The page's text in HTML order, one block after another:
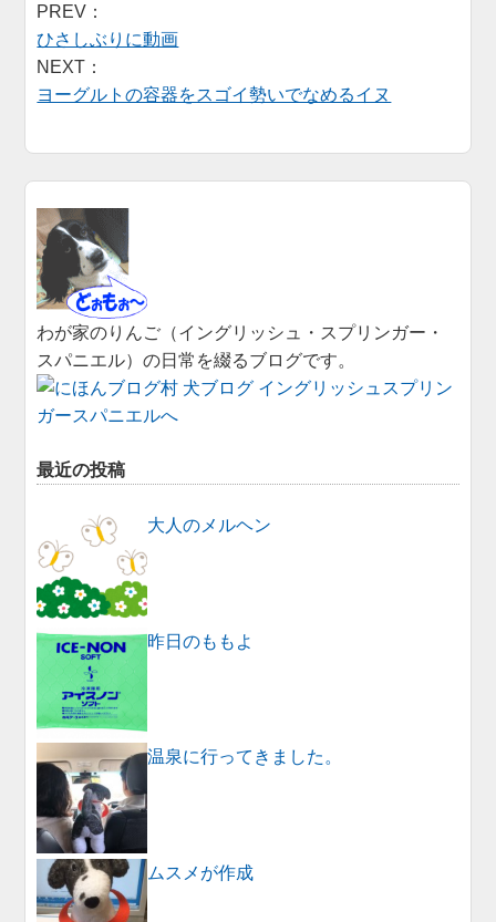
PREV：
ひさしぶりに動画
NEXT：
ヨーグルトの容器をスゴイ勢いでなめるイヌ
わが家のりんご（イングリッシュ・スプリンガー・
スパニエル）の日常を綴るブログです。
最近の投稿
大人のメルヘン
昨日のももよ
温泉に行ってきました。
ムスメが作成